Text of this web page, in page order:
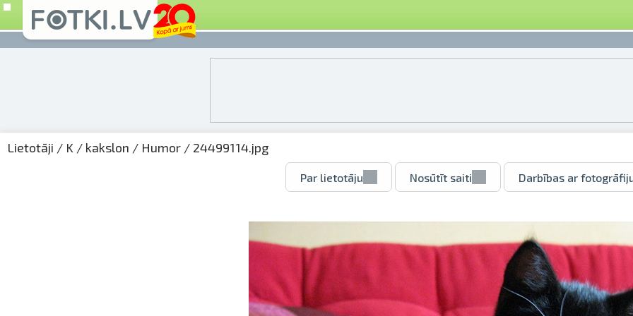
Lietotāji / K / kakslon / Humor / 24499114.jpg
Par lietotāju Nosūtīt saiti Darbības ar